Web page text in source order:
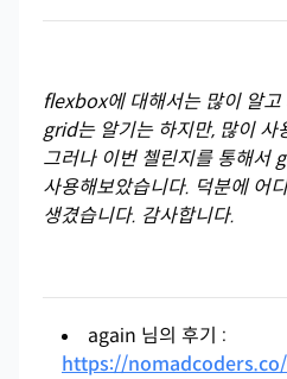
flexbox에 대해서는 많이 알고
grid는 알기는 하지만, 많이 사
그러나 이번 첼린지를 통해서
사용해보았습니다. 덕분에 어
생겼습니다. 감사합니다.
again 님의 후기 :
https://